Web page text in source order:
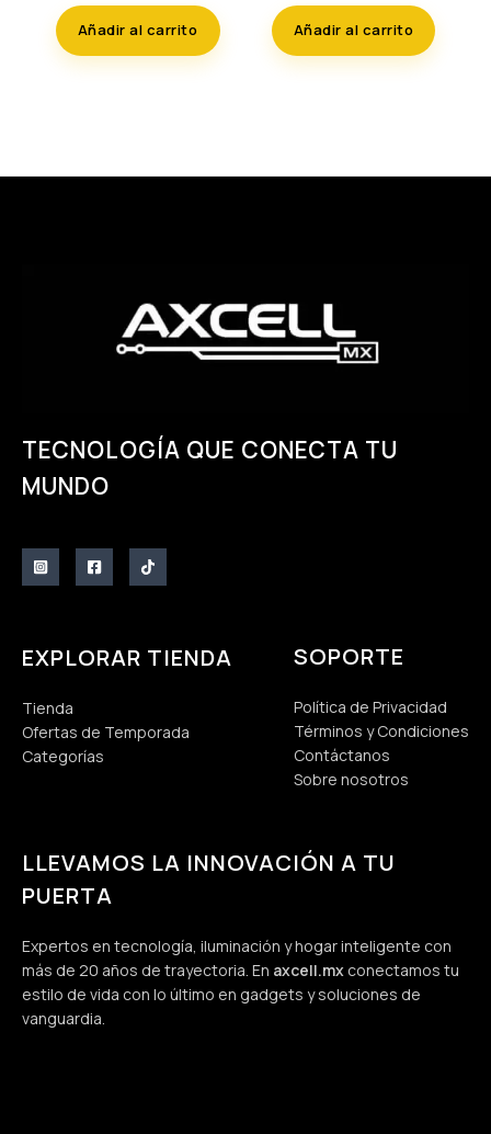
was:
$150.00.
is:
$60.00.
Añadir al carrito
was:
$150.00.
is:
$100.00.
Añadir al carrito
TECNOLOGÍA QUE CONECTA TU
MUNDO
EXPLORAR TIENDA
Tienda
Ofertas de Temporada
Categorías
SOPORTE
Política de Privacidad
Términos y Condiciones
Contáctanos
Sobre nosotros
LLEVAMOS LA INNOVACIÓN A TU
PUERTA
Expertos en tecnología, iluminación y hogar inteligente con
más de 20 años de trayectoria. En axcell.mx conectamos tu
estilo de vida con lo último en gadgets y soluciones de
vanguardia.